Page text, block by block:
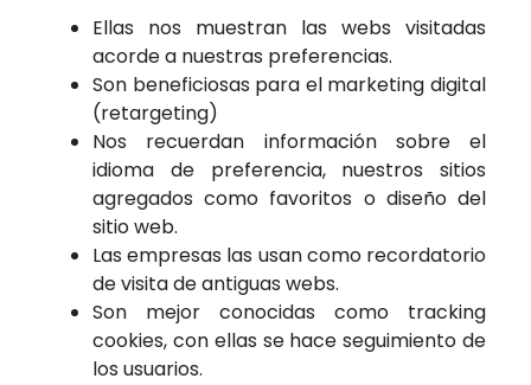
Ellas nos muestran las webs visitadas
acorde a nuestras preferencias.
Son beneficiosas para el marketing digital
(retargeting)
Nos recuerdan información sobre el
idioma de preferencia, nuestros sitios
agregados como favoritos o diseño del
sitio web.
Las empresas las usan como recordatorio
de visita de antiguas webs.
Son mejor conocidas como tracking
cookies, con ellas se hace seguimiento de
los usuarios.